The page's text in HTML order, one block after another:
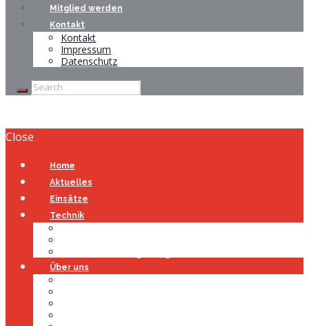
Mitglied werden
Kontakt
Kontakt
Impressum
Datenschutz
Close
Home
Aktuelles
Einsätze
Technik
Über uns